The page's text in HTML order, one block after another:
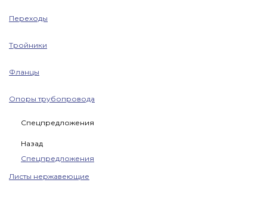
Переходы
Тройники
Фланцы
Опоры трубопровода
Спецпредложения
Назад
Спецпредложения
Листы нержавеющие